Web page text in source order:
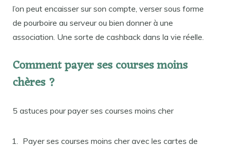
l’on peut encaisser sur son compte, verser sous forme
de pourboire au serveur ou bien donner à une
association. Une sorte de cashback dans la vie réelle.
Comment payer ses courses moins
chères ?
5 astuces pour payer ses courses moins cher
Payer ses courses moins cher avec les cartes de